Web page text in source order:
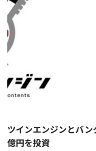
ツインエンジンとバ
億円を投資